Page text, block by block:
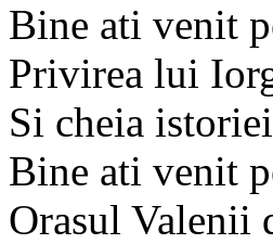
Bine ati venit
Privirea lui
Si cheia
Bine ati venit
Orasul Valenii